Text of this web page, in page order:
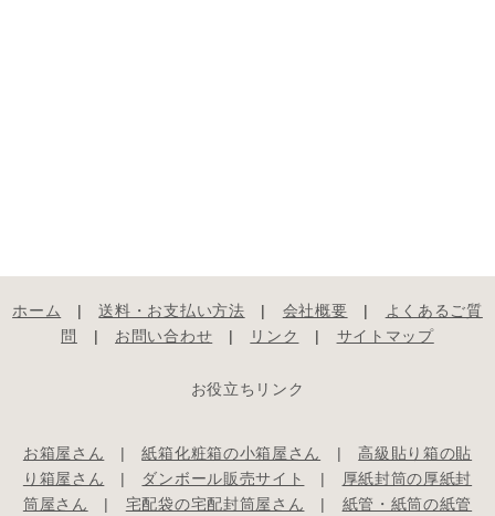
ホーム |送料・お支払い方法 | 会社概要 |
よくあるご質
問
| お問い合わせ | リンク | サイトマップ
お役立ちリンク
お箱屋さん |紙箱化粧箱の小箱屋さん |高級貼り箱の貼
り箱屋さん | ダンボール販売サイト |
厚紙封筒の厚紙封
筒屋さん
| 宅配袋の宅配封筒屋さん | 紙管・紙筒の紙管